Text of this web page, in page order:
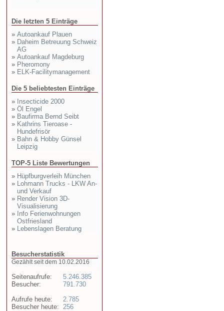
Die letzten 5 Einträge
» Autoankauf Plauen
» Daheim Betreuung Schweiz
AG
» Autoankauf Magdeburg
» Pheromony
» ELK-Facilitymanagement
Die 5 beliebtesten Einträge
» Insecticide 2000
» Öl Engel
» Baufirma Bernd Seibt
» Kathrins Tieroase -
Hundefrisör
» Bahn & Hobby Günsel
Leipzig
TOP-5 Liste Bewertungen
» Hüpfburgverleih München
» Lohmann Trucks - LKW An-
und Verkauf
» Render Vision 3D-
Visualisierung
» Info Ferienwohnungen
Ostfriesland
» Lebenslagen Beratung
Besucherstatistik
Gezählt seit dem 10.02.2016
Seitenaufrufe:
Besucher:
Aufrufe heute:
Besucher heute:
5.246.385
791.730
2.785
256